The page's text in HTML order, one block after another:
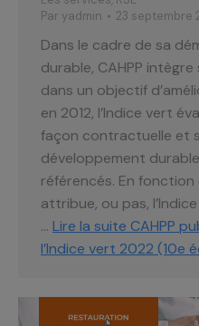
Par yadmin 23 septembre
Dans le cadre de sa
durable, CAHPP
dans un objectif
en 2012, l’Indice vert
façon contractuelle et
développement
référencés. En fonction
attribue, ou pas,
… Lire la suite CAHPP
l’Indice vert 2022 (10e